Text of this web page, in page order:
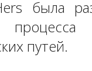
была
путей.